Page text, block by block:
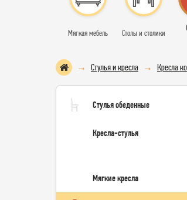
Мягкая мебель Столы и столики
Стулья и кресла Кресла
Стулья обеденные
Кресла-стулья
Мягкие кресла